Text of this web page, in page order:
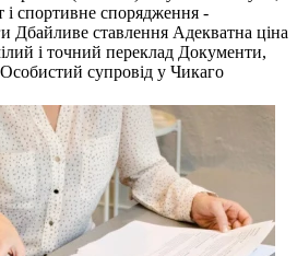
і спортивне спорядження -
Дбайливе ставлення Адекватна ціна
і точний переклад Документи,
супровід у Чикаго